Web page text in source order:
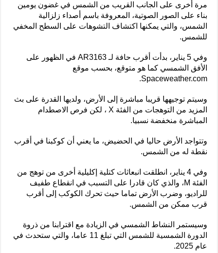
مرة أخرى على الجانب القريب من الشمس في غضون يومين
بناء على الصور الصوتية، المعروفة باسم أصداء زلزالية
الشمس، والتي يمكنها اكتشاف التشوهات على السطح المخفي
للشمس.
وفي 5 يناير، بدأت أقرب حافة لـ AR3163 في الظهور على
الأفق الشمسي كما هو متوقع، بحسب موقع
Spaceweather.com.
وسيتم توجيهها قريبا مباشرة إلى الأرض، ولديها القدرة على بث
المزيد من التوهجات من الفئة X ، لكن فرص الاصطدام
المباشرة منخفضة نسبيا.
وتتواجد الأرض حاليا في الحضيض، ما يعني أن كوكبنا في أقرب
نقطة له من الشمس.
وفي 4 يناير، انطلقت انبعاثات كتلية إكليلية أخرى من توهج من
الفئة M، والذي كان قادرا على التسبب في انقطاع طفيف
للراديو، وضرب الأرض تماما حيث تحرك الكوكب إلى أقرب
قرب ممكن من الشمس.
وسيستمر النشاط الشمسي في الزيادة مع اقترابنا من ذروة
الدورة الشمسية للشمس التي تبلغ 11 عاما، والتي ستحدث في
عام 2025.